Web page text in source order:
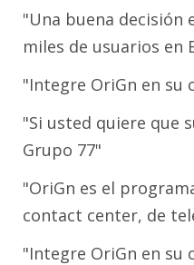
"Una buena decisión
miles de usuarios en
"Integre OriGn en su
"Si usted quiere que
Grupo 77"
"OriGn es el
contact center, de
"Integre OriGn en su